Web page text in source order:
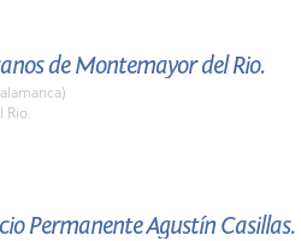
de Montemayor del Rio.
Rio.
Permanente Agustín Casillas.